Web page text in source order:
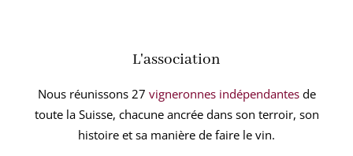
L'association
Nous réunissons 27 vigneronnes indépendantesde
toute la Suisse, chacune ancrée dans son terroir, son
histoire et sa manière de faire le vin.